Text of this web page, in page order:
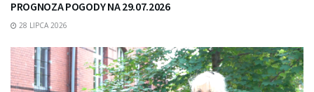
PROGNOZA POGODY NA 29.07.2026
28 LIPCA 2026